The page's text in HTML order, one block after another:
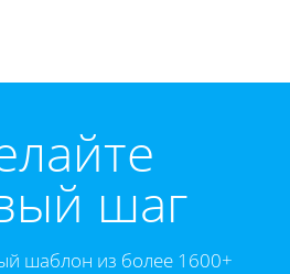
шаг
шаблон из более 1600+